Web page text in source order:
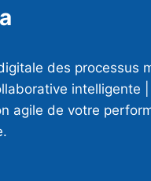
des processus
intelligente |
agile de votre